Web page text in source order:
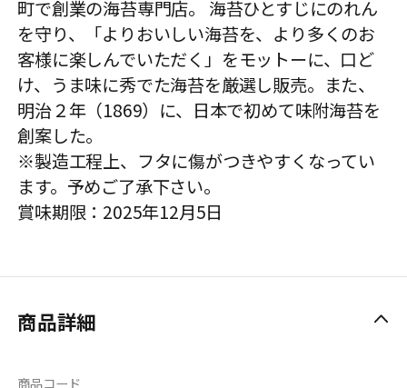
町で創業の海苔専門店。 海苔ひとすじにのれん
を守り、「よりおいしい海苔を、より多くのお
客様に楽しんでいただく」をモットーに、口ど
け、うま味に秀でた海苔を厳選し販売。また、
明治２年（1869）に、日本で初めて味附海苔を
創案した。
※製造工程上、フタに傷がつきやすくなってい
ます。予めご了承下さい。
賞味期限：2025年12月5日
商品詳細
商品コード